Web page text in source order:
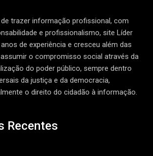
trazer informação profissional, com
e profissionalismo, site Líder
de experiência e cresceu além das
o compromisso social através da
do poder público, sempre dentro
da justiça e da democracia,
o direito do cidadão à informação.
Recentes